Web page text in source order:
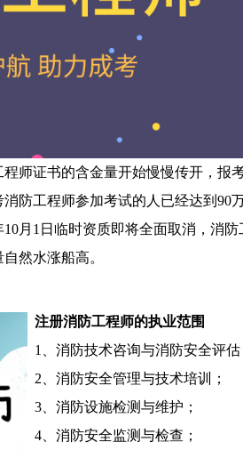
师证书的含金量开始慢慢传开，报
防工程师参加考试的人已经达到90
月1日临时资质即将全面取消，消
然水涨船高。
注册消防工程师的执业范围
1、消防技术咨询与消防安全评估
2、消防安全管理与技术培训；
3、消防设施检测与维护；
4、消防安全监测与检查；